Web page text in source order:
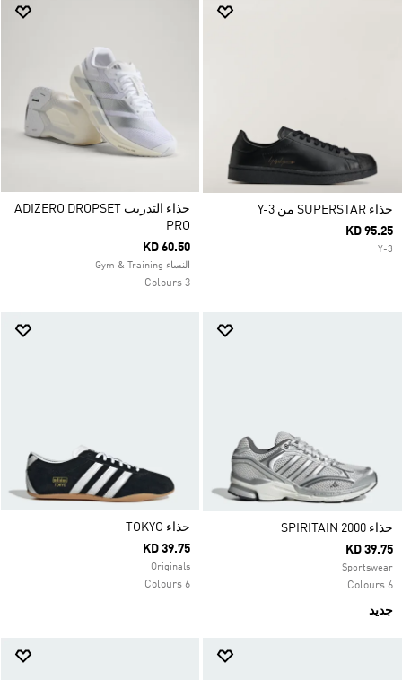
حذاء SUPERSTAR من Y-3
KD 95.25
Y-3
حذاء التدريب ADIZERO DROPSET
PRO
KD 60.50
النساء Gym & Training
3 Colours
حذاء SPIRITAIN 2000
KD 39.75
Sportswear
6 Colours
جديد
حذاء TOKYO
KD 39.75
Originals
6 Colours